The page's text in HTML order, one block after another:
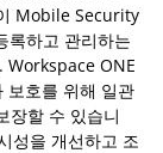
Mobile Security
록하고 관리하는
Workspace ONE
보호를 위해 일관
장할 수 있습니
성을 개선하고 조